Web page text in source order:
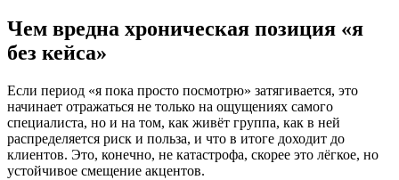
Чем вредна хроническая позиция «я
без кейса»
Если период «я пока просто посмотрю» затягивается, это
начинает отражаться не только на ощущениях самого
специалиста, но и на том, как живёт группа, как в ней
распределяется риск и польза, и что в итоге доходит до
клиентов. Это, конечно, не катастрофа, скорее это лёгкое, но
устойчивое смещение акцентов.